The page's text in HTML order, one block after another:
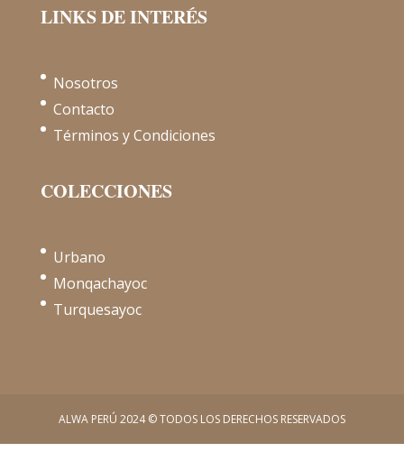
LINKS DE INTERÉS
Nosotros
Contacto
Términos y Condiciones
COLECCIONES
Urbano
Monqachayoc
Turquesayoc
ALWA PERÚ 2024 © TODOS LOS DERECHOS RESERVADOS